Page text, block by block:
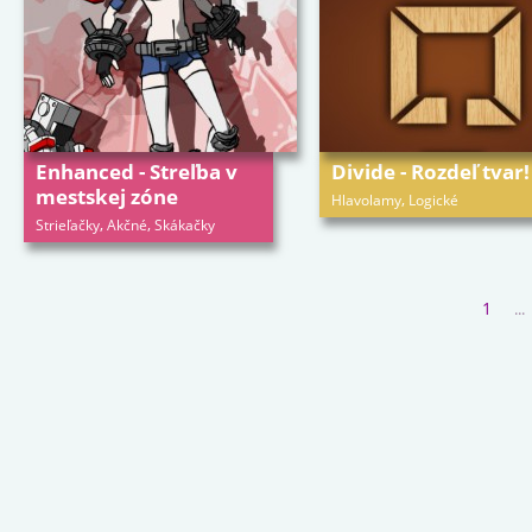
Enhanced - Streľba v
mestskej zóne
Strieľačky,Akčné,Skákačky
Divide - Rozdeľ tvar!
Hlavolamy, Logické
1 ...